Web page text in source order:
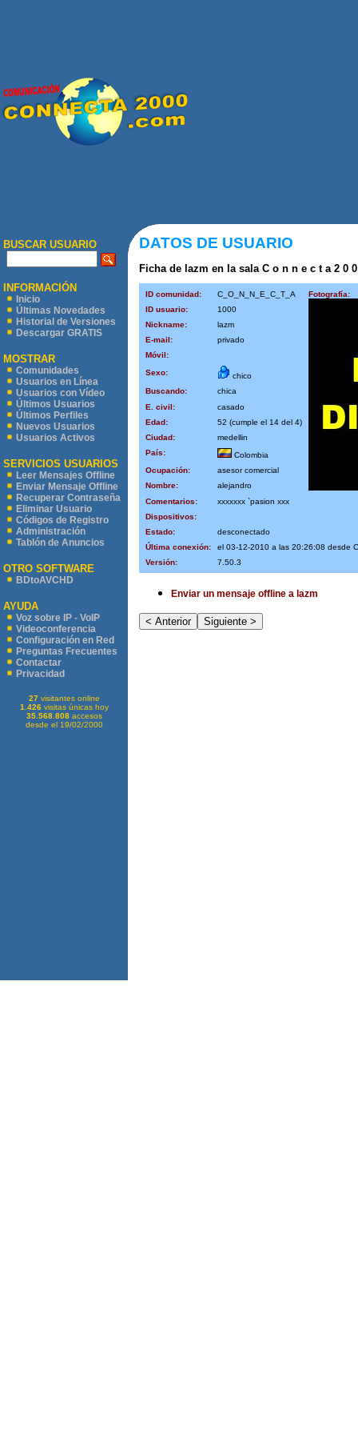
BUSCAR USUARIO
INFORMACIÓN
Inicio
Últimas Novedades
Historial de Versiones
Descargar GRATIS
MOSTRAR
Comunidades
Usuarios en Línea
Usuarios con Vídeo
Últimos Usuarios
Últimos Perfiles
Nuevos Usuarios
Usuarios Activos
SERVICIOS USUARIOS
Leer Mensajes Offline
Enviar Mensaje Offline
Recuperar Contraseña
Eliminar Usuario
Códigos de Registro
Administración
Tablón de Anuncios
OTRO SOFTWARE
BDtoAVCHD
AYUDA
Voz sobre IP - VoIP
Videoconferencia
Configuración en Red
Preguntas Frecuentes
Contactar
Privacidad
27visitantes online
1.426visitas únicas hoy
35.568.808accesos
desde el 19/02/2000
DATOS DE USUARIO
Ficha de lazm en la sala C o n n e c t a 2 0
ID comunidad: C_O_N_N_E_C_T_A
Fotografía:
ID usuario:
1000
Nickname:
lazm
E-mail:
privado
Móvil:
Sexo:
chico
Buscando:
chica
E. civil:
casado
Edad:
52 (cumple el 14 del 4)
Ciudad:
medellin
País:
Colombia
Ocupación:
asesor comercial
Nombre:
alejandro
Comentarios:
xxxxxxx `pasion xxx
Dispositivos:
Estado:
desconectado
Última conexión:
el 03-12-2010 a las 20:26:08 desde
Versión:
7.50.3
Enviar un mensaje offline a lazm